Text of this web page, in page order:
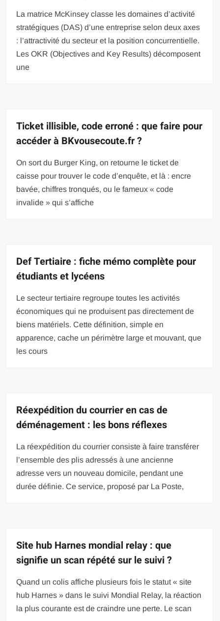
La matrice McKinsey classe les domaines d’activité
stratégiques (DAS) d’une entreprise selon deux axes
: l’attractivité du secteur et la position concurrentielle.
Les OKR (Objectives and Key Results) décomposent
une
Ticket illisible, code erroné : que faire pour
accéder à BKvousecoute.fr ?
On sort du Burger King, on retourne le ticket de
caisse pour trouver le code d’enquête, et là : encre
bavée, chiffres tronqués, ou le fameux « code
invalide » qui s’affiche
Def Tertiaire : fiche mémo complète pour
étudiants et lycéens
Le secteur tertiaire regroupe toutes les activités
économiques qui ne produisent pas directement de
biens matériels. Cette définition, simple en
apparence, cache un périmètre large et mouvant, que
les cours
Réexpédition du courrier en cas de
déménagement : les bons réflexes
La réexpédition du courrier consiste à faire transférer
l’ensemble des plis adressés à une ancienne
adresse vers un nouveau domicile, pendant une
durée définie. Ce service, proposé par La Poste,
Site hub Harnes mondial relay : que
signifie un scan répété sur le suivi ?
Quand un colis affiche plusieurs fois le statut « site
hub Harnes » dans le suivi Mondial Relay, la réaction
la plus courante est de craindre une perte. Le scan